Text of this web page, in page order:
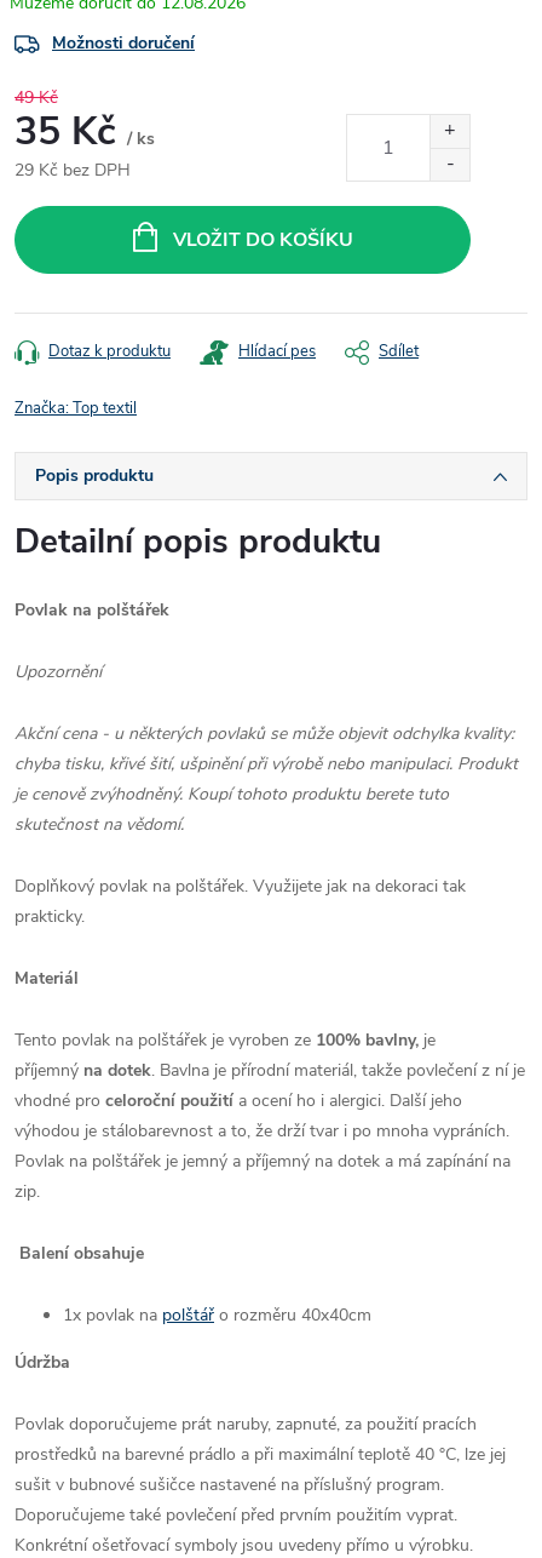
Možnosti doručení
49 Kč
35 Kč / ks
29 Kč bez DPH
cena:
VLOŽIT DO KOŠÍKU
Dotaz k produktu Hlídací pes Sdílet
Značka:Top textil
Popis produktu
Detailní popis produktu
Povlak na polštářek
Upozornění
Akční cena - u některých povlaků se může objevit odchylka kvality:
chyba tisku, křivé šití, ušpinění při výrobě nebo manipulaci. Produkt
je cenově zvýhodněný. Koupí tohoto produktu berete tuto
skutečnost na vědomí.
Doplňkový povlak na polštářek. Využijete jak na dekoraci tak
prakticky.
Materiál
Tento povlak na polštářek je vyroben ze 100% bavlny, je
příjemný na dotek. Bavlna je přírodní materiál, takže povlečení z ní je
vhodné pro celoroční použití a ocení ho i alergici. Další jeho
výhodou je stálobarevnost a to, že drží tvar i po mnoha vypráních.
Povlak na polštářek je jemný a příjemný na dotek a má zapínání na
zip.
Balení obsahuje
1x povlak na polštář o rozměru 40x40cm
Údržba
Povlak doporučujeme prát naruby, zapnuté, za použití pracích
prostředků na barevné prádlo a při maximální teplotě 40 °C, lze jej
sušit v bubnové sušičce nastavené na příslušný program.
Doporučujeme také povlečení před prvním použitím vyprat.
Konkrétní ošetřovací symboly jsou uvedeny přímo u výrobku.